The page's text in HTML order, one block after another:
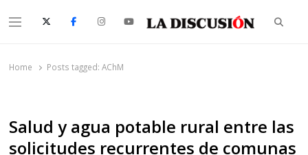
Menu
Home Posts tagged:AChM
Salud y agua potable rural entre las
solicitudes recurrentes de comunas